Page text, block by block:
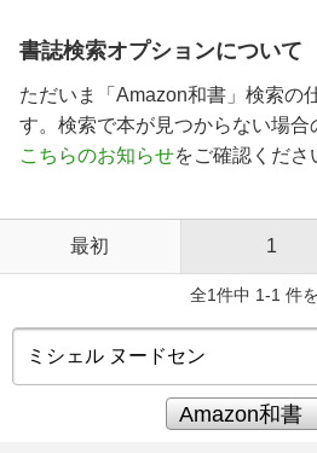
書誌検索オプションについて
ただいま「Amazon和書」検索の
す。検索で本が見つからない場
こちらのお知らせをご確認くださ
最初 1
全1件中 1-1 件